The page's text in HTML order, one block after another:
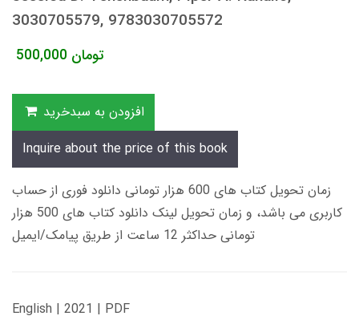
3030705579, 9783030705572
500,000 تومان
افزودن به سبدخرید
Inquire about the price of this book
زمان تحویل کتاب های 600 هزار تومانی دانلود فوری از حساب
کاربری می باشد، و زمان تحویل لینک دانلود کتاب های 500 هزار
تومانی حداکثر 12 ساعت از طریق پیامک/ایمیل
English | 2021 | PDF